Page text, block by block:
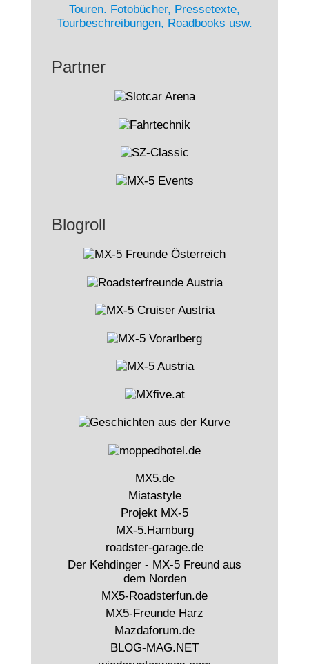
Partner
Blogroll
MX5.de
Miatastyle
Projekt MX-5
MX-5.Hamburg
roadster-garage.de
Der Kehdinger - MX-5 Freund aus
dem Norden
MX5-Roadsterfun.de
MX5-Freunde Harz
Mazdaforum.de
BLOG-MAG.NET